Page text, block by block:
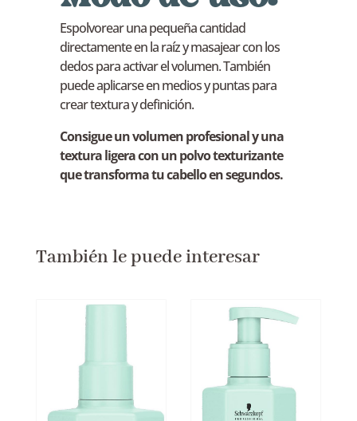
Espolvorear una pequeña cantidad
directamente en la raíz y masajear con los
dedos para activar el volumen. También
puede aplicarse en medios y puntas para
crear textura y definición.
Consigue un volumen profesional y una
textura ligera con un polvo texturizante
que transforma tu cabello en segundos.
También le puede interesar